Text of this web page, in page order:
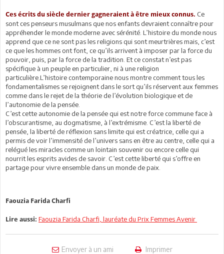
Ces écrits du siècle dernier gagneraient à être mieux connus. Ce
sont ces penseurs musulmans que nos enfants devraient connaître pour
appréhender le monde moderne avec sérénité. L’histoire du monde nous
apprend que ce ne sont pas les religions qui sont meurtrières mais, c’est
ce que les hommes ont font, ce qu’ils arrivent à imposer par la force du
pouvoir, puis, par la force de la tradition. Et ce constat n’est pas
spécifique à un peuple en particulier, ni à une religion
particulière.L’histoire contemporaine nous montre comment tous les
fondamentalismes se rejoignent dans le sort qu’ils réservent aux femmes
comme dans le rejet de la théorie de l’évolution biologique et de
l’autonomie de la pensée.
C’est cette autonomie de la pensée qui est notre force commune face à
l’obscurantisme, au dogmatisme, à l’extrémisme. C’est la liberté de
pensée, la liberté de réflexion sans limite qui est créatrice, celle qui a
permis de voir l’immensité de l’univers sans en être au centre, celle qui a
relégué les miracles comme un lointain souvenir ou encore celle qui
nourrit les esprits avides de savoir. C’est cette liberté qui s’offre en
partage pour vivre ensemble dans un monde de paix.
Faouzia Farida Charfi
Lire aussi: Faouzia Farida Charfi, lauréate du Prix Femmes Avenir
Envoyer à un ami Imprimer